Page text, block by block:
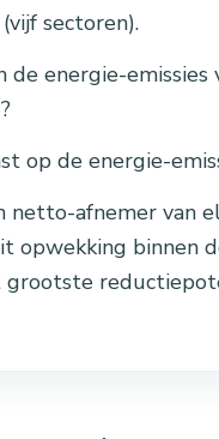
(vijf sectoren).
energie-
op de energie-
netto-afnemer
opwekking binnen